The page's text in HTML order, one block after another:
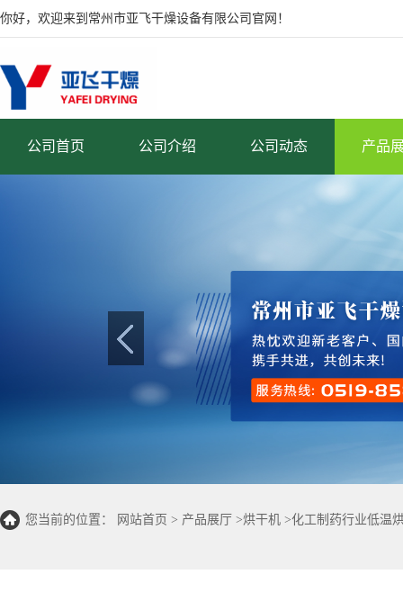
你好，欢迎来到常州市亚飞干燥设备有限公司官网！
公司首页 公司介绍 公司动态 产品
您当前的位置： 网站首页 > 产品展厅 >烘干机 >化工制药行业低温